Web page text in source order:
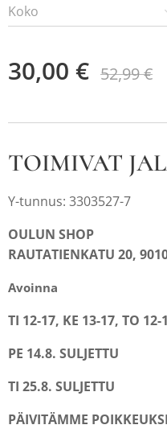
Koko
30,00 € 52,99€
TOIMIVAT
Y-tunnus: 3303527-7
OULUN SHOP
RAUTATIENKATU 20,
Avoinna
TI 12-17, KE 13-17, TO
PE 14.8. SULJETTU
TI 25.8. SULJETTU
PÄIVITÄMME